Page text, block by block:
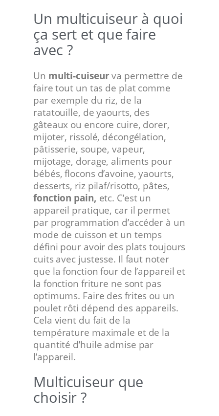
Un multicuiseur à quoi
ça sert et que faire
avec ?
Un multi-cuiseurva permettre de
faire tout un tas de plat comme
par exemple du riz, de la
ratatouille, de yaourts, des
gâteaux ou encore cuire, dorer,
mijoter, rissolé, décongélation,
pâtisserie, soupe, vapeur,
mijotage, dorage, aliments pour
bébés, flocons d’avoine, yaourts,
desserts, riz pilaf/risotto, pâtes,
fonction pain, etc. C’est un
appareil pratique, car il permet
par programmation d’accéder à un
mode de cuisson et un temps
défini pour avoir des plats toujours
cuits avec justesse. Il faut noter
que la fonction four de l’appareil et
la fonction friture ne sont pas
optimums. Faire des frites ou un
poulet rôti dépend des appareils.
Cela vient du fait de la
température maximale et de la
quantité d’huile admise par
l’appareil.
Multicuiseur que
choisir ?